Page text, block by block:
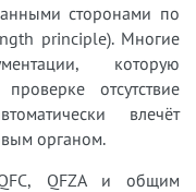
сторонами по
principle). Многие
которую
отсутствие
влечёт
органом.
QFZA и общим